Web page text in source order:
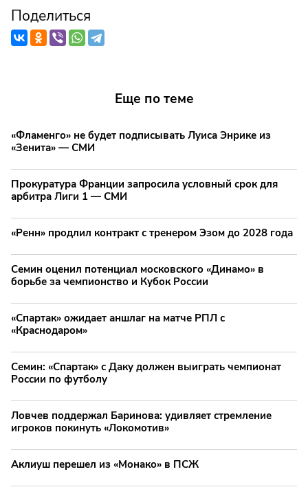
Поделиться
Еще по теме
«Фламенго» не будет подписывать Луиса Энрике из
«Зенита» — СМИ
Прокуратура Франции запросила условный срок для
арбитра Лиги 1 — СМИ
«Ренн» продлил контракт с тренером Эзом до 2028 года
Семин оценил потенциал московского «Динамо» в
борьбе за чемпионство и Кубок России
«Спартак» ожидает аншлаг на матче РПЛ с
«Краснодаром»
Семин: «Спартак» с Даку должен выиграть чемпионат
России по футболу
Ловчев поддержал Баринова: удивляет стремление
игроков покинуть «Локомотив»
Аклиуш перешел из «Монако» в ПСЖ